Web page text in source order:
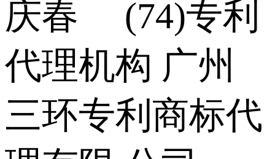
庆春 (74)专利
代理机构 广州
三环专利商标代